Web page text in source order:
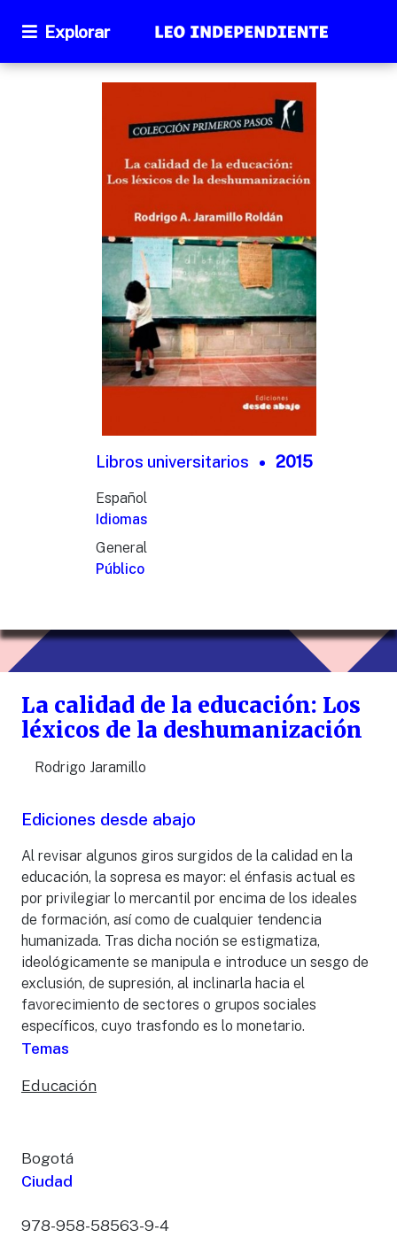
Explorar
Libros universitarios 2015
Español
Idiomas
General
Público
La calidad de la educación: Los
léxicos de la deshumanización
Rodrigo Jaramillo
Ediciones desde abajo
Al revisar algunos giros surgidos de la calidad en la
educación, la sopresa es mayor: el énfasis actual es
por privilegiar lo mercantil por encima de los ideales
de formación, así como de cualquier tendencia
humanizada. Tras dicha noción se estigmatiza,
ideológicamente se manipula e introduce un sesgo de
exclusión, de supresión, al inclinarla hacia el
favorecimiento de sectores o grupos sociales
específicos, cuyo trasfondo es lo monetario.
Temas
Educación
Bogotá
Ciudad
978-958-58563-9-4